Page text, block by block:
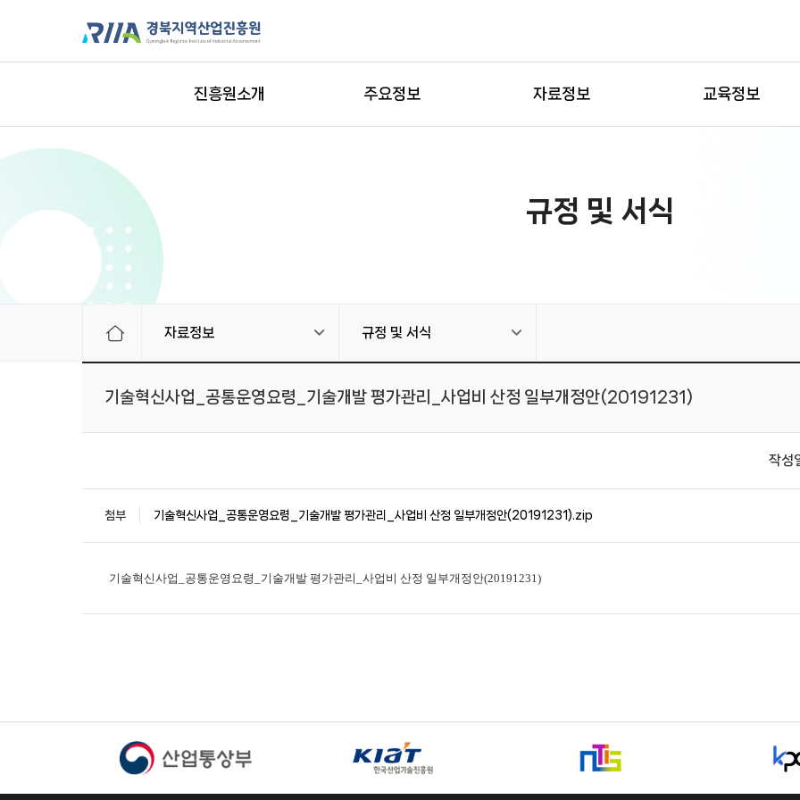
진흥원소개 주요정보 자료정보 교육정보
규정 및 서식
자료정보 규정 및 서식
기술혁신사업_공통운영요령_기술개발 평가관리_사업비 산정 일부개정안(20191231)
작성
첨부 기술혁신사업_공통운영요령_기술개발 평가관리_사업비 산정 일부개정안(20191231).zip
기술혁신사업_공통운영요령_기술개발 평가관리_사업비 산정 일부개정안(20191231)